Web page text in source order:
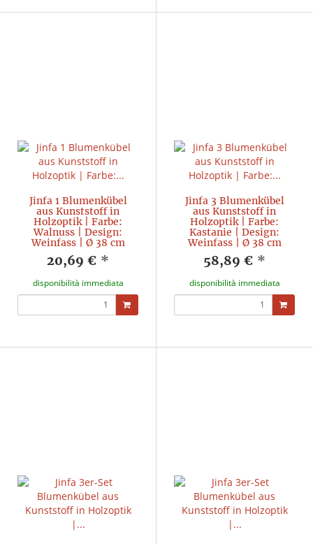
Jinfa 1 Blumenkübel
aus Kunststoff in
Holzoptik | Farbe:
Walnuss | Design:
Weinfass | Ø 38 cm
20,69 € *
disponibilità immediata
Jinfa 3 Blumenkübel
aus Kunststoff in
Holzoptik | Farbe:
Kastanie | Design:
Weinfass | Ø 38 cm
58,89 € *
disponibilità immediata